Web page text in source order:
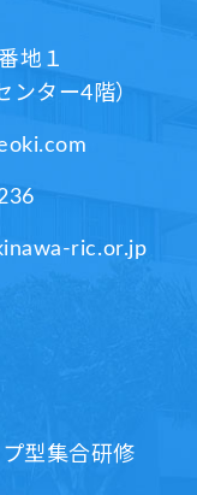
地１
ンター4階）​
ric.or.jp​
型集合研修